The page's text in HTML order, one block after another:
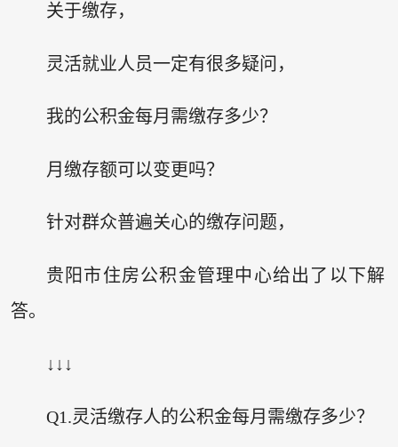
关于缴存，
灵活就业人员一定有很多疑问，
我的公积金每月需缴存多少？
月缴存额可以变更吗？
针对群众普遍关心的缴存问题，
贵阳市住房公积金管理中心给出了以下解
答。
↓↓↓
Q1.灵活缴存人的公积金每月需缴存多少？